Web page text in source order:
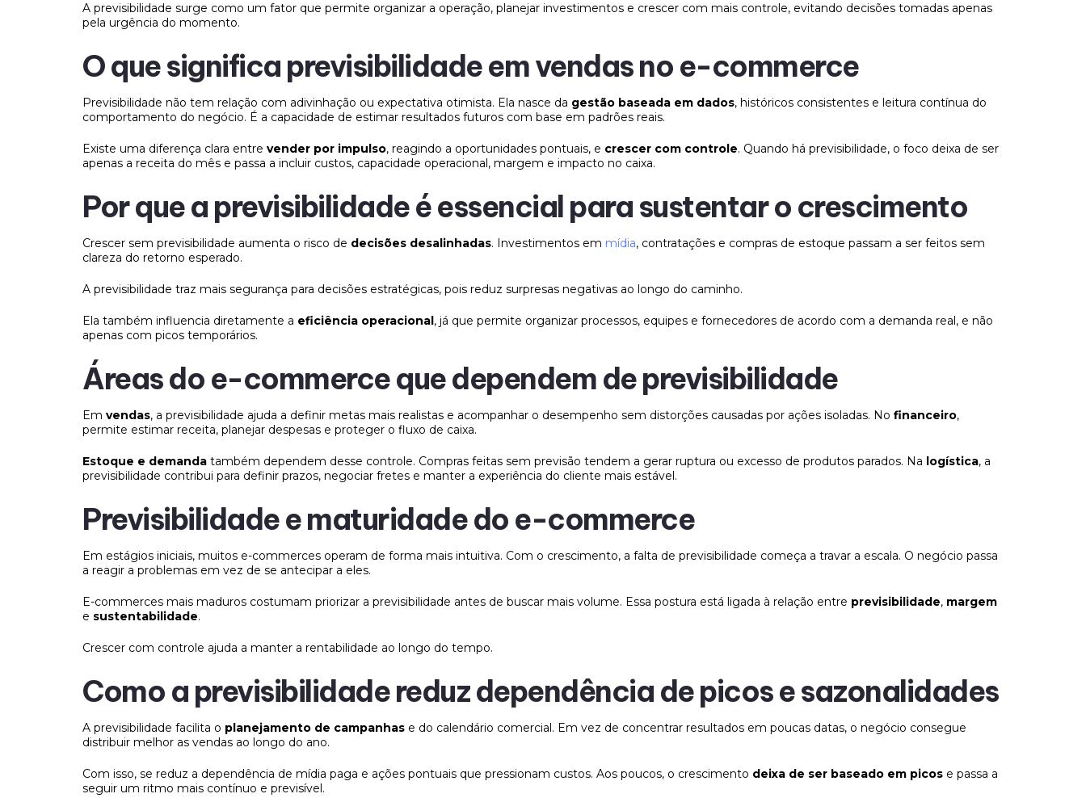
A previsibilidade surge como um fator que permite organizar a operação, planejar investimentos e crescer com mais controle, evitando decisões tomadas apenas
pela urgência do momento.
O que significa previsibilidade em vendas no e-commerce
Previsibilidade não tem relação com adivinhação ou expectativa otimista. Ela nasce da gestão baseada em dados, históricos consistentes e leitura contínua do
comportamento do negócio. É a capacidade de estimar resultados futuros com base em padrões reais.
Existe uma diferença clara entre vender por impulso, reagindo a oportunidades pontuais, e crescer com controle. Quando há previsibilidade, o foco deixa de ser
apenas a receita do mês e passa a incluir custos, capacidade operacional, margem e impacto no caixa.
Por que a previsibilidade é essencial para sustentar o crescimento
Crescer sem previsibilidade aumenta o risco de decisões desalinhadas. Investimentos em mídia, contratações e compras de estoque passam a ser feitos sem
clareza do retorno esperado.
A previsibilidade traz mais segurança para decisões estratégicas, pois reduz surpresas negativas ao longo do caminho.
Ela também influencia diretamente a eficiência operacional , já que permite organizar processos, equipes e fornecedores de acordo com a demanda real, e não
apenas com picos temporários.
Áreas do e-commerce que dependem de previsibilidade
Em vendas, a previsibilidade ajuda a definir metas mais realistas e acompanhar o desempenho sem distorções causadas por ações isoladas. No financeiro,
permite estimar receita, planejar despesas e proteger o fluxo de caixa.
Estoque e demanda também dependem desse controle. Compras feitas sem previsão tendem a gerar ruptura ou excesso de produtos parados. Na logística, a
previsibilidade contribui para definir prazos, negociar fretes e manter a experiência do cliente mais estável.
Previsibilidade e maturidade do e-commerce
Em estágios iniciais, muitos e-commerces operam de forma mais intuitiva. Com o crescimento, a falta de previsibilidade começa a travar a escala. O negócio passa
a reagir a problemas em vez de se antecipar a eles.
E-commerces mais maduros costumam priorizar a previsibilidade antes de buscar mais volume. Essa postura está ligada à relação entre previsibilidade, margem
e sustentabilidade.
Crescer com controle ajuda a manter a rentabilidade ao longo do tempo.
Como a previsibilidade reduz dependência de picos e sazonalidades
A previsibilidade facilita o planejamento de campanhas e do calendário comercial. Em vez de concentrar resultados em poucas datas, o negócio consegue
distribuir melhor as vendas ao longo do ano.
Com isso, se reduz a dependência de mídia paga e ações pontuais que pressionam custos. Aos poucos, o crescimento deixa de ser baseado em picos e passa a
seguir um ritmo mais contínuo e previsível.